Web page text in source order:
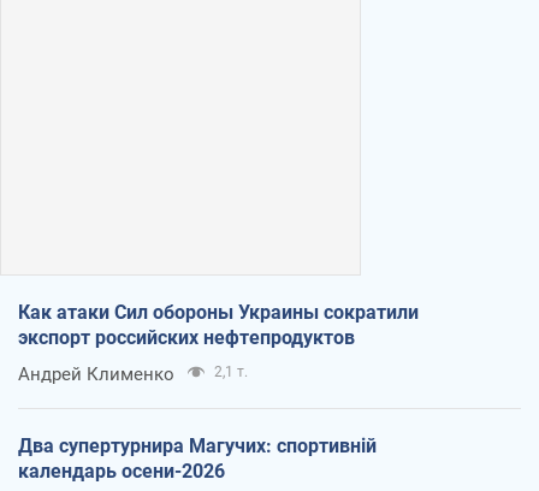
Как атаки Сил обороны Украины сократили
экспорт российских нефтепродуктов
Андрей Клименко 2,1 т.
Два супертурнира Магучих: спортивній
календарь осени-2026